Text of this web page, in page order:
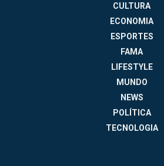
CULTURA
ECONOMIA
ESPORTES
FAMA
LIFESTYLE
MUNDO
NEWS
POLÍTICA
TECNOLOGIA